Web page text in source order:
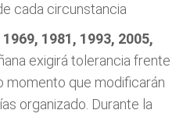
cada circunstancia
1981, 1993, 2005,
exigirá tolerancia frente
momento que modificarán
organizado. Durante la